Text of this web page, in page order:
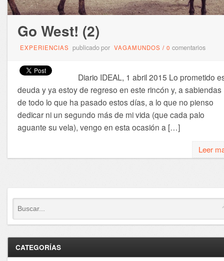
Go West! (2)
EXPERIENCIAS publicado por VAGAMUNDOS / 0 comentarios
Diario IDEAL, 1 abril 2015 Lo prometido
deuda y ya estoy de regreso en este rincón y, a sabiendas
de todo lo que ha pasado estos días, a lo que no pienso
dedicar ni un segundo más de mi vida (que cada palo
aguante su vela), vengo en esta ocasión a […]
Leer
CATEGORÍAS